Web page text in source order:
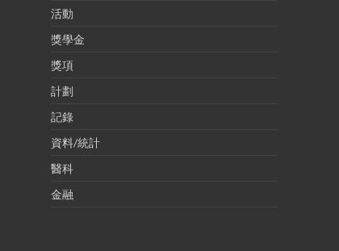
活動
獎學金
獎項
計劃
記錄
資料/統計
醫科
金融